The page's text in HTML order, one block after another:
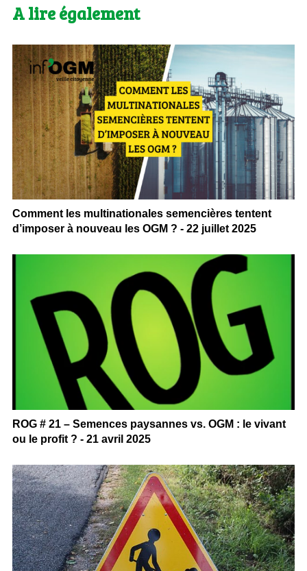
A lire également
Comment les multinationales semencières tentent
d’imposer à nouveau les OGM ? - 22 juillet 2025
ROG # 21 – Semences paysannes vs. OGM : le vivant
ou le profit ? - 21 avril 2025